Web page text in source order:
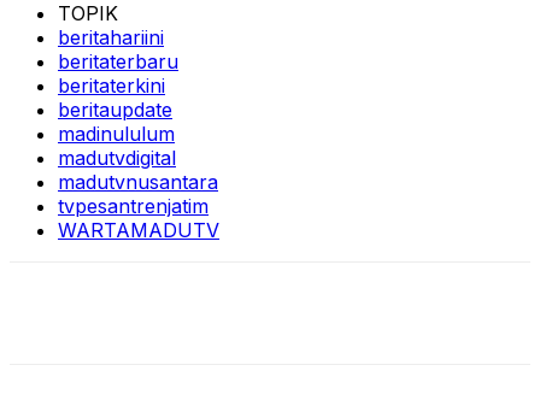
TOPIK
beritahariini
beritaterbaru
beritaterkini
beritaupdate
madinululum
madutvdigital
madutvnusantara
tvpesantrenjatim
WARTAMADUTV